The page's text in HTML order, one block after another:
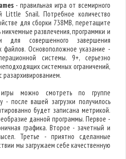
- правильная игра от всемирного
Little Snail. Потребное количество
для сборки 738MB, перетащите
развлечения, программки и
для совершенного завершения
файлов. Основоположное указание -
системы. 9+, серьезно
системных ограничений,
разархивированием.
можно смотреть по группе
- после вашей загрузки получилось
будет записана метрикой.
данной программы. Первое -
графика. Второе - зачетный и
Третье - приятно сделанные
мы загружаем себе качественную